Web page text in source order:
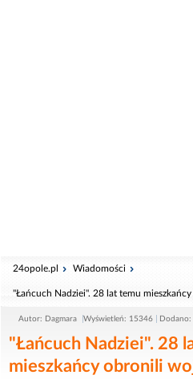
24opole.pl Wiadomości
"Łańcuch Nadziei". 28 lat temu
Autor: Dagmara Wyświetleń: 15346
"Łańcuch Nadziei". 28
mieszkańcy obronili